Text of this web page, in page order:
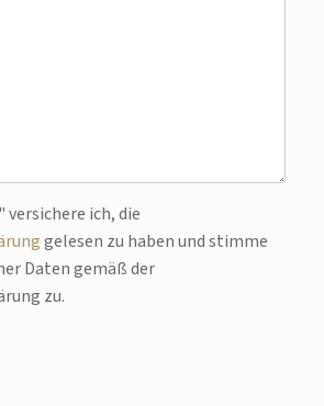
leer.
versichere ich, die
gelesen zu haben und stimme
Daten gemäß der
zu.